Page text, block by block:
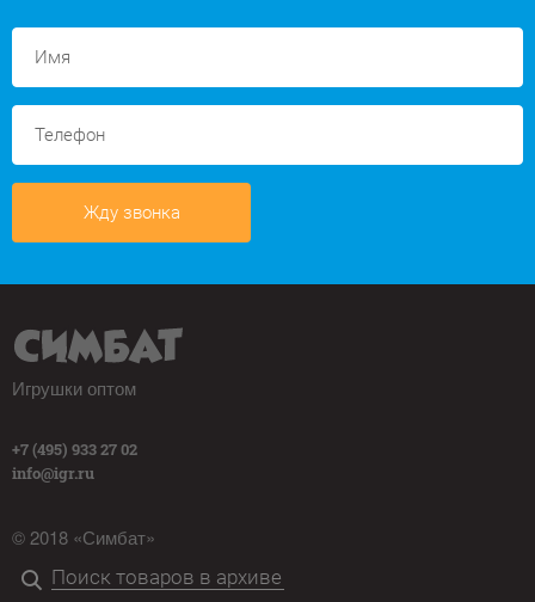
Жду звонка
Игрушки оптом
+7 (495) 933 27 02
info@igr.ru
© 2018 «Симбат»